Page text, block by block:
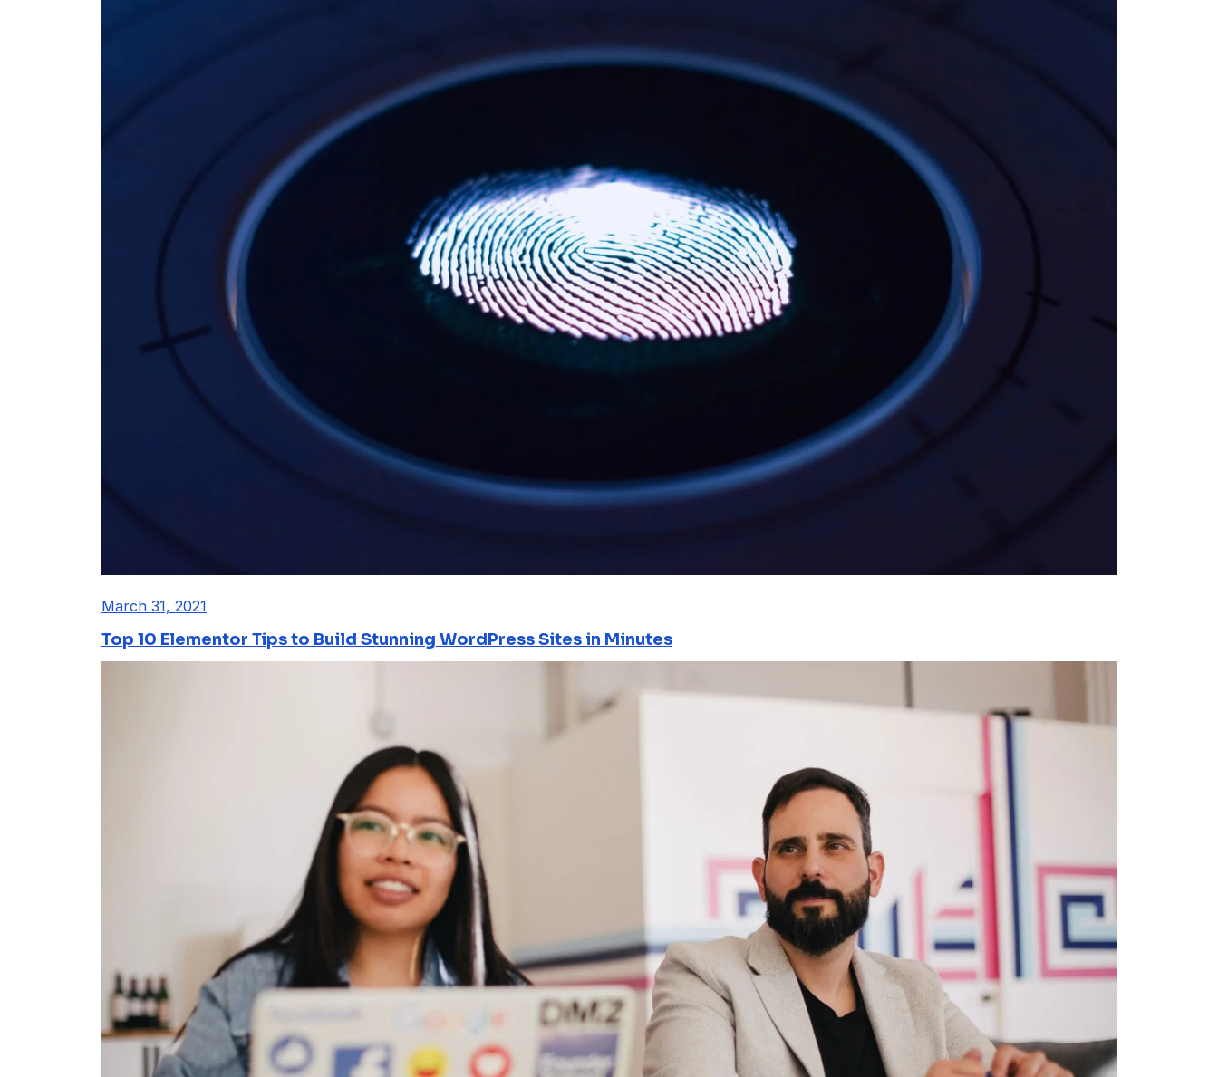
March 31, 2021
Top 10 Elementor Tips to Build Stunning WordPress Sites in Minutes